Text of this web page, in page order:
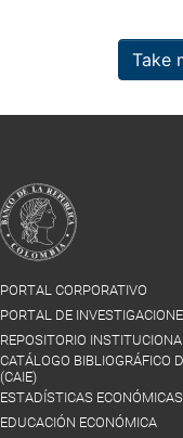
Take
PORTAL CORPORATIVO
PORTAL DE
REPOSITORIO
CATÁLOGO BIBLIOGRÁFICO
(CAIE)
ESTADÍSTICAS ECONÓMICAS
EDUCACIÓN ECONÓMICA